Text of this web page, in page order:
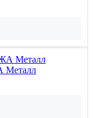
Металл